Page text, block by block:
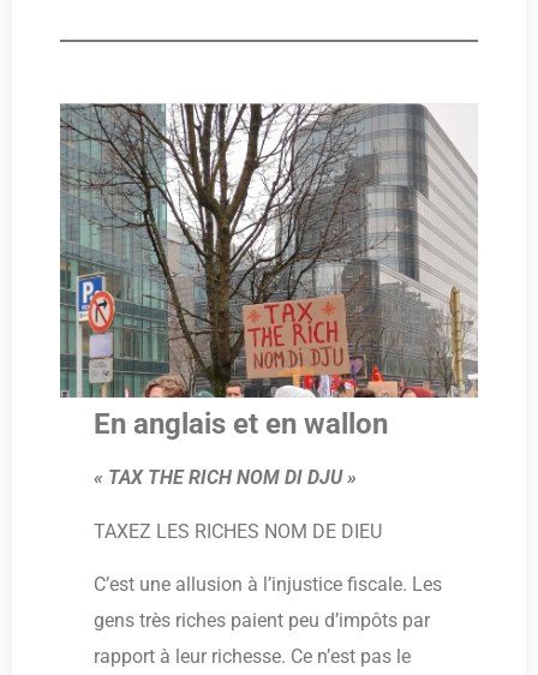
En anglais et en wallon
« TAX THE RICH NOM DI DJU »
TAXEZ LES RICHES NOM DE DIEU
C’est une allusion à l’injustice fiscale. Les
gens très riches paient peu d’impôts par
rapport à leur richesse. Ce n’est pas le